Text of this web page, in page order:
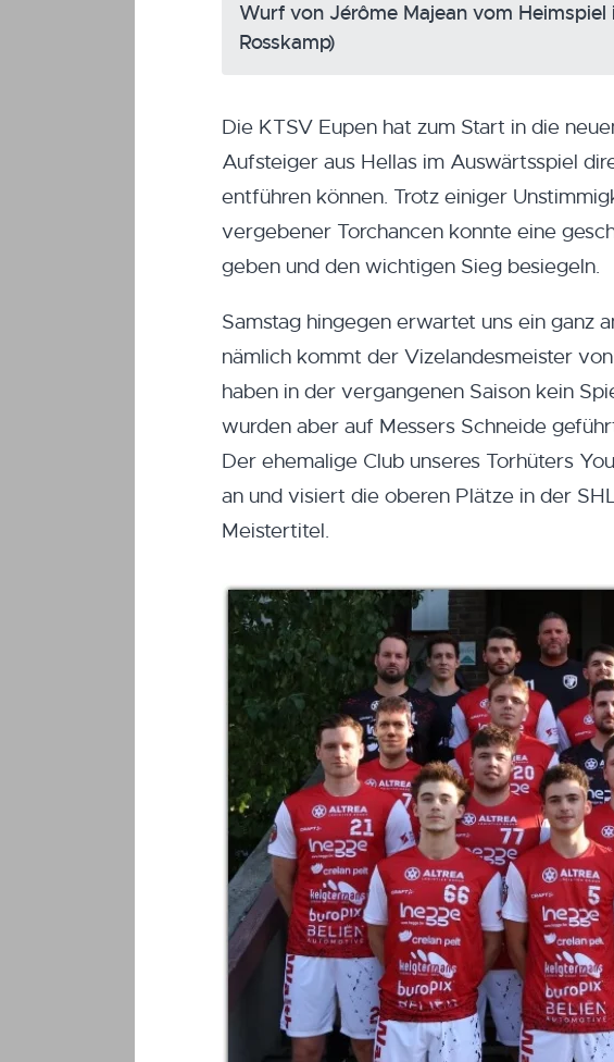
Wurf von Jérôme Majean vom
Rosskamp)
Die KTSV Eupen hat zum Start in die
Aufsteiger aus Hellas im Auswärtsspiel
entführen können. Trotz einiger
vergebener Torchancen konnte eine
geben und den wichtigen Sieg besiegeln.
Samstag hingegen erwartet uns ein ganz
nämlich kommt der Vizelandesmeister
haben in der vergangenen Saison kein
wurden aber auf Messers Schneide
Der ehemalige Club unseres Torhüters
an und visiert die oberen Plätze in der
Meistertitel.